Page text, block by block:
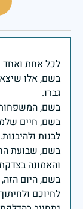
בשם, אלו
בשם, חיים
בשם, שבועת
בשם, היום